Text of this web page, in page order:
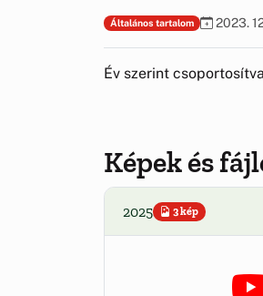
Általános tartalom 2023.
Év szerint
Képek és
2025 3 kép